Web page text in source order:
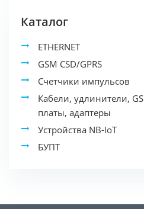
Каталог
ETHERNET
GSM CSD/GPRS
Счетчики импульсов
Кабели, удлинители,
платы, адаптеры
Устройства NB-IoT
БУПТ